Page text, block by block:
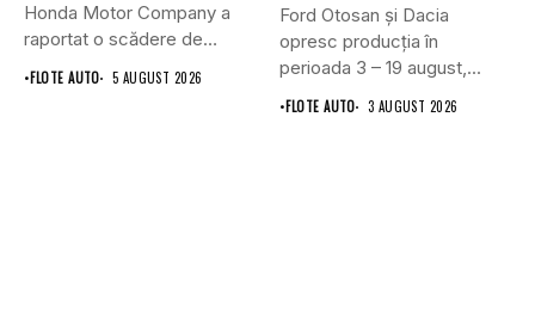
Honda Motor Company a
raportat o scădere de
6,1%...
•FLOTE AUTO 5 AUGUST 2026
Ford Otosan și Dacia
opresc producția în
perioada 3 – 19 august,...
•FLOTE AUTO 3 AUGUST 2026